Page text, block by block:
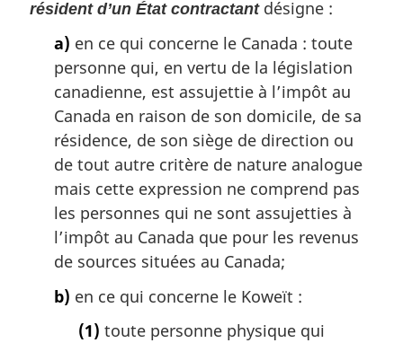
résident d’un État contractantdésigne :
a) en ce qui concerne le Canada : toute
personne qui, en vertu de la législation
canadienne, est assujettie à l’impôt au
Canada en raison de son domicile, de sa
résidence, de son siège de direction ou
de tout autre critère de nature analogue
mais cette expression ne comprend pas
les personnes qui ne sont assujetties à
l’impôt au Canada que pour les revenus
de sources situées au Canada;
b) en ce qui concerne le Koweït :
(1) toute personne physique qui